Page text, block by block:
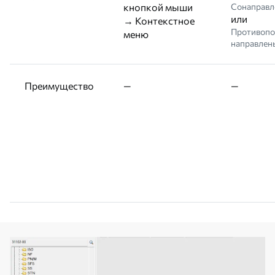
кнопкой мыши
→ Контекстное
меню
или
Преимущество — —